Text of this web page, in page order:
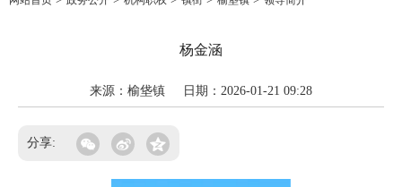
杨金涵
来源：榆垡镇 日期：2026-01-21 09:28
分享: